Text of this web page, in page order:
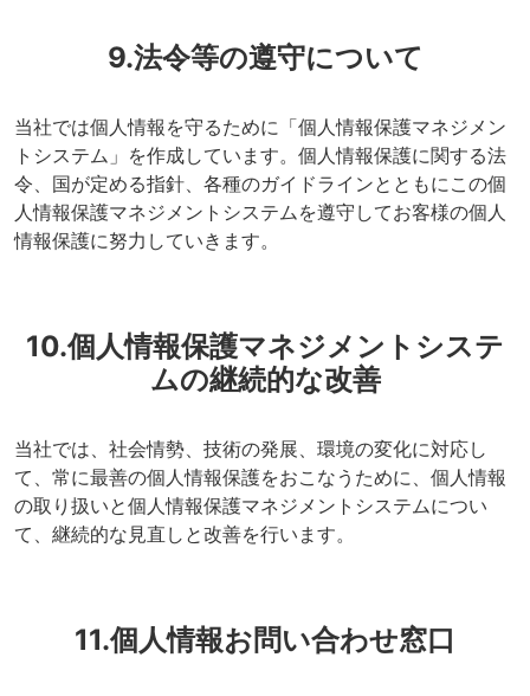
9.法令等の遵守について
当社では個人情報を守るために「個人情報保護マネジメン
トシステム」を作成しています。個人情報保護に関する法
令、国が定める指針、各種のガイドラインとともにこの個
人情報保護マネジメントシステムを遵守してお客様の個人
情報保護に努力していきます。
10.個人情報保護マネジメントシステ
ムの継続的な改善
当社では、社会情勢、技術の発展、環境の変化に対応し
て、常に最善の個人情報保護をおこなうために、個人情報
の取り扱いと個人情報保護マネジメントシステムについ
て、継続的な見直しと改善を行います。
11.個人情報お問い合わせ窓口